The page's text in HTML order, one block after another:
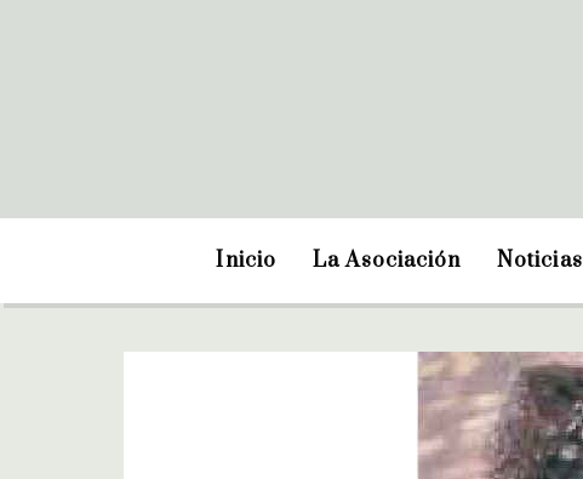
Inicio La Asociación Noticias